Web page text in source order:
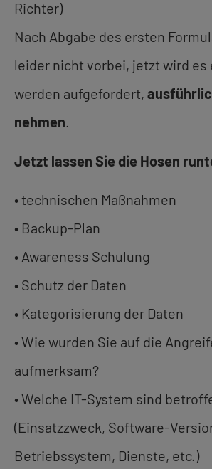
Richter)
Nach Abgabe des ersten
leider nicht vorbei, jetzt wird es
werden aufgefordert,
nehmen.
Jetzt lassen Sie die Hosen
• technischen Maßnahmen
• Backup-Plan
• Awareness Schulung
• Schutz der Daten
• Kategorisierung der Daten
• Wie wurden Sie auf die
aufmerksam?
• Welche IT-System sind
(Einsatzzweck, Software-
Betriebssystem, Dienste, etc.)